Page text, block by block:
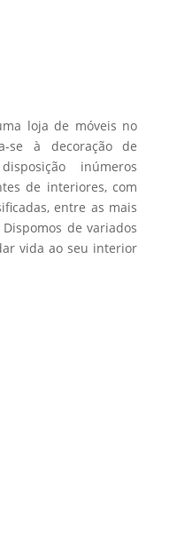
the
product
page
loja de móveis no
se à decoração de
inúmeros
de interiores, com
entre as mais
de variados
vida ao seu interior